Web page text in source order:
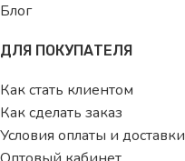
Блог
ДЛЯ ПОКУПАТЕЛЯ
Как стать клиентом
Как сделать заказ
Условия оплаты и доставки